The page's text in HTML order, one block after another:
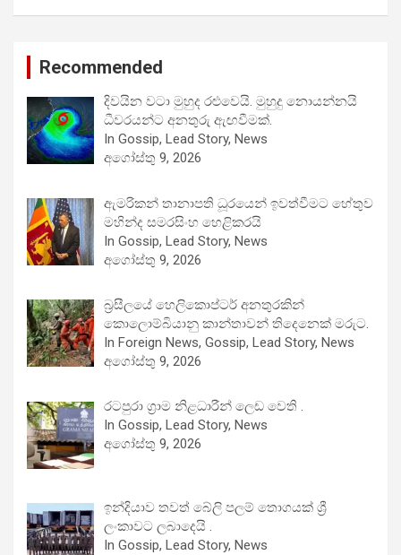
Recommended
දිවයින වටා මුහුද රළුවෙයි. මුහුදු නොයන්නයි
ධීවරයන්ට අනතුරු ඇඟවීමක්.
In Gossip, Lead Story, News
අගෝස්තු 9, 2026
ඇමරිකන් තානාපති ධූරයෙන් ඉවත්වීමට හේතුව
මහින්ද සමරසිංහ හෙළිකරයි
In Gossip, Lead Story, News
අගෝස්තු 9, 2026
බ්‍රසීලයේ හෙලිකොප්ටර් අනතුරකින්
කොලොම්බියානු කාන්තාවන් තිදෙනෙක් මරුට.
In Foreign News, Gossip, Lead Story, News
අගෝස්තු 9, 2026
රටපුරා ග්‍රාම නිළධාරීන් ලෙඩ වෙති .
In Gossip, Lead Story, News
අගෝස්තු 9, 2026
ඉන්දියාව තවත් බේලි පලම් තොගයක් ශ්‍රී
ලංකාවට ලබාදෙයි .
In Gossip, Lead Story, News